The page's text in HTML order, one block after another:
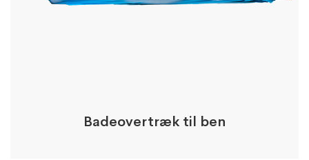
Badeovertræk til ben